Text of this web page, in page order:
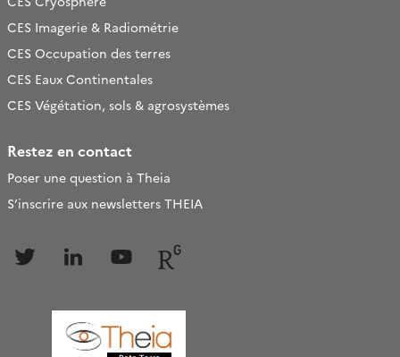
CES Imagerie & Radiométrie
CES Occupation des terres
CES Eaux Continentales
CES Végétation, sols & agrosystèmes
Restez en contact
Poser une question à Theia
S’inscrire aux newsletters THEIA
Follow Follow